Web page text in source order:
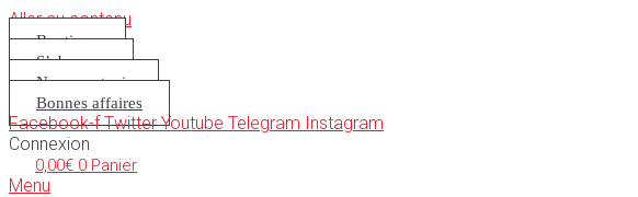
Aller au contenu
Boutique
S’abonner
Nous soutenir
Bonnes affaires
Facebook-f Twitter Youtube Telegram Instagram
Connexion
0,00€ 0 Panier
Menu